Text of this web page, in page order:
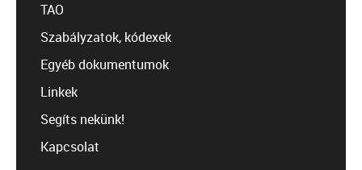
TAO
Szabályzatok, kódexek
Egyéb dokumentumok
Linkek
Segíts nekünk!
Kapcsolat